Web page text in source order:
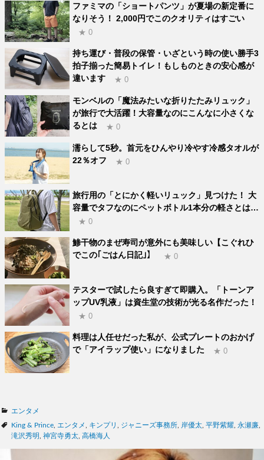
ファミマの「ショートパンツ」が夏場の新定番に
なりそう！ 2,000円でこのクオリティはすごい
★ 0
持ち運び・普段の保管・いざという時の使い勝手3
拍子揃った簡易トイレ！もしものときの安心感が
違います
★ 0
モンベルの「魔法みたいな折りたたみリュック」
が旅行で大活躍！大容量なのにこんなに小さくな
るとは
★ 0
濡らして5秒。首元をひんやり冷やす冷感タオルが
22％オフ
★ 0
旅行用の「とにかく軽いリュック」見つけた！ 大
容量でタフなのにペットボトル1本分の軽さとは…
★ 0
鯵干物のまぜ寿司が意外にも美味しい【こぐれひ
でこの｢ごはん日記｣】
★ 0
テスターで試したら良すぎて即購入。「トーンア
ップUV乳液」は資生堂の技術が光る名作だった！
★ 0
料理は人任せだった私が、公式プレートのおかげ
で「アイラップ使い」になりました
★ 0
カ
テ
ゴ
エンタメ
タ
グ
King & Prince エンタメ キンプリ ジャニーズ事務所 岸優太 平野紫耀 永瀬廉
滝沢秀明
神宮寺勇太 高橋海人